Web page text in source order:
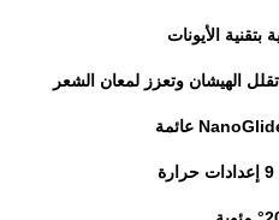
الأيونات
تقلل الهيشان وتعزز لمعان الشعر
عائمة